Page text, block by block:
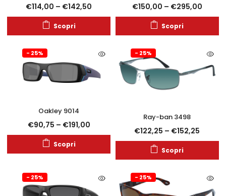
€114,00 – €142,50
Scopri
€150,00 – €295,00
Scopri
- 25%
Oakley 9014
€90,75 – €191,00
Scopri
- 25%
Ray-ban 3498
€122,25 – €152,25
Scopri
- 25% - 25%